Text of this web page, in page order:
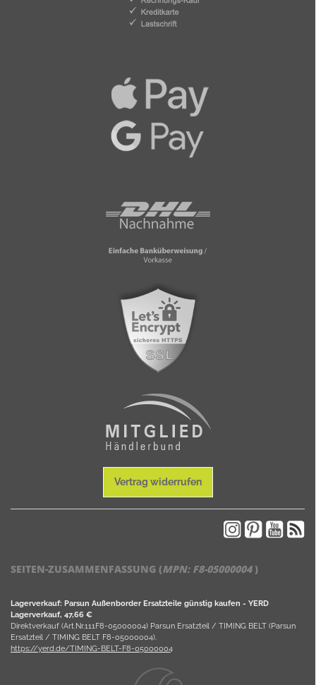
Vertrag widerrufen
SEITEN-ZUSAMMENFASSUNG (MPN: F8-05000004)
Lagerverkauf: Parsun Außenborder Ersatzteile günstig kaufen - YERD
Lagerverkauf, 47,66 €
Direktverkauf (Art.Nr.111F8-05000004) Parsun Ersatzteil / TIMING BELT (Parsun
Ersatzteil / TIMING BELT F8-05000004).
https://yerd.de/TIMING-BELT-F8-05000004